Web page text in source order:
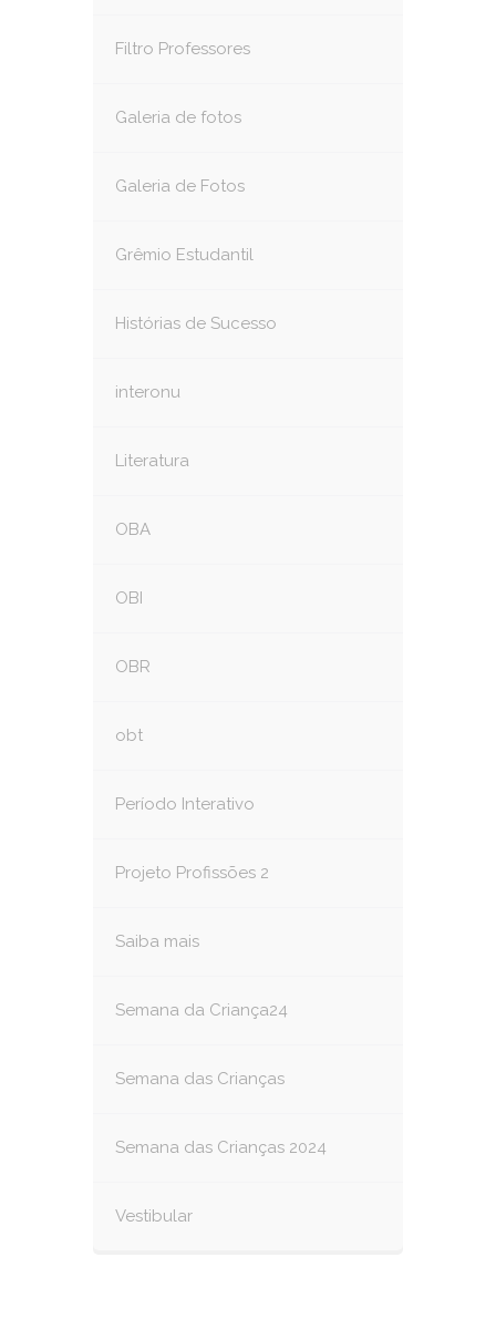
Filtro Professores
Galeria de fotos
Galeria de Fotos
Grêmio Estudantil
Histórias de Sucesso
interonu
Literatura
OBA
OBI
OBR
obt
Período Interativo
Projeto Profissões 2
Saiba mais
Semana da Criança24
Semana das Crianças
Semana das Crianças 2024
Vestibular